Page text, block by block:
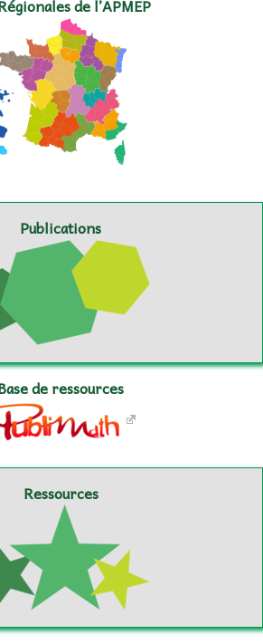
de l’APMEP
Publications
de ressources
Ressources